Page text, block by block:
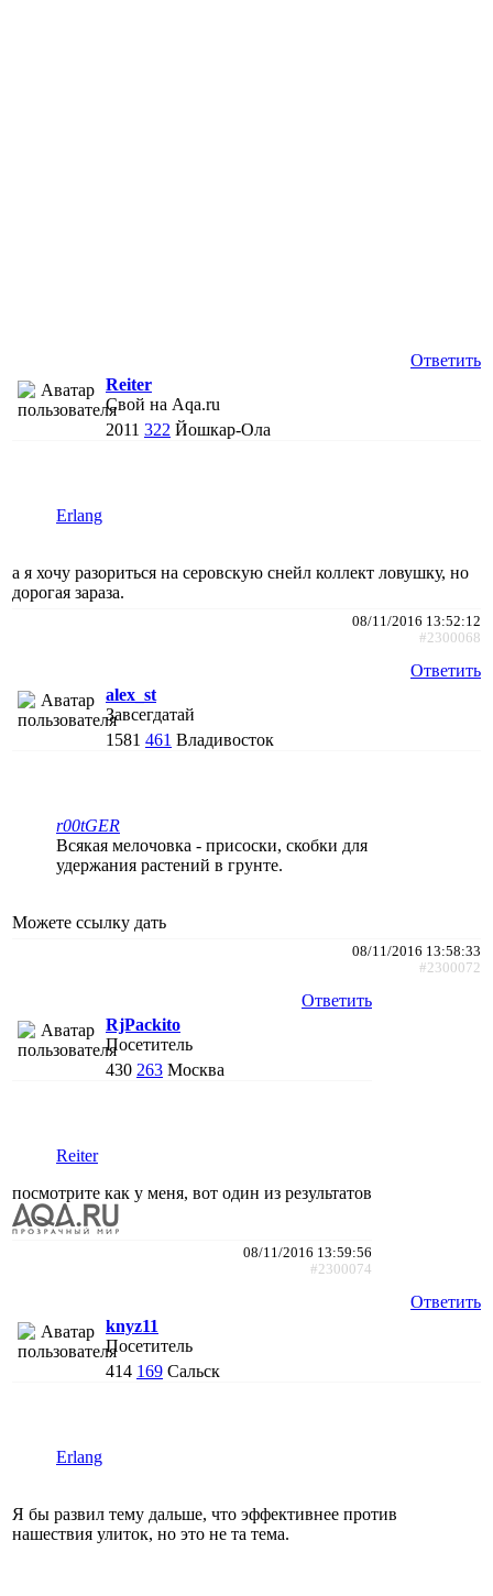
Ответить
Reiter
Свой на Aqa.ru
2011 322 Йошкар-Ола
Erlang
а я хочу разориться на серовскую снейл коллект ловушку, но
дорогая зараза.
08/11/2016 13:52:12
#2300068
Ответить
alex_st
Завсегдатай
1581 461 Владивосток
r00tGER
Всякая мелочовка - присоски, скобки для
удержания растений в грунте.
Можете ссылку дать
08/11/2016 13:58:33
#2300072
Ответить
RjPackito
Посетитель
430 263 Москва
Reiter
посмотрите как у меня, вот один из результатов
08/11/2016 13:59:56
#2300074
Ответить
knyz11
Посетитель
414 169 Сальск
Erlang
Я бы развил тему дальше, что эффективнее против
нашествия улиток, но это не та тема.